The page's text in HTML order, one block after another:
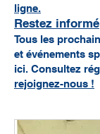
ligne.
Restez informé
Tous les
et événements
ici. Consultez
rejoignez-nous !